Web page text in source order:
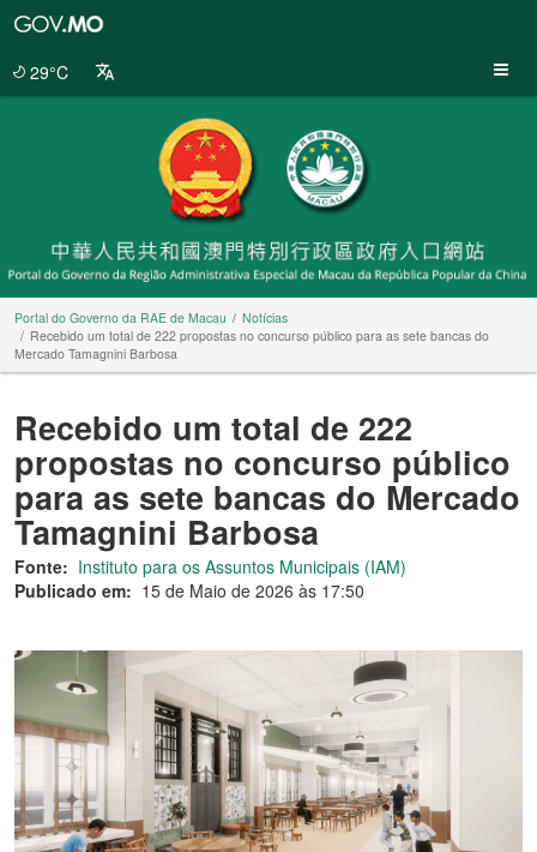
29°C
Portal do Governo da RAE de Macau
Notícias
Recebido um total de 222 propostas no concurso público para as sete bancas do
Mercado Tamagnini Barbosa
Recebido um total de 222
propostas no concurso público
para as sete bancas do Mercado
Tamagnini Barbosa
Fonte: Instituto para os Assuntos Municipais (IAM)
Publicado em: 15 de Maio de 2026 às 17:50